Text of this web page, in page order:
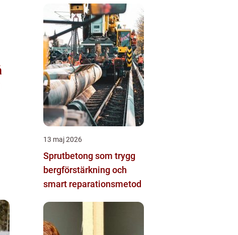
13 maj 2026
Sprutbetong som trygg
bergförstärkning och
smart reparationsmetod